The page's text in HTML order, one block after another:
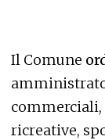
Il Comune
ricreative,